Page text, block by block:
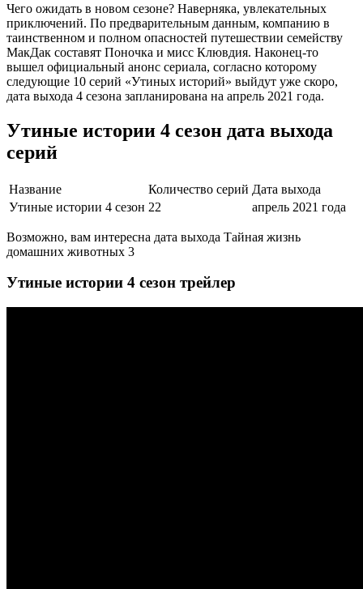
Чего ожидать в новом сезоне? Наверняка, увлекательных
приключений. По предварительным данным, компанию в
таинственном и полном опасностей путешествии семейству
МакДак составят Поночка и мисс Клювдия. Наконец-то
вышел официальный анонс сериала, согласно которому
следующие 10 серий «Утиных историй» выйдут уже скоро,
дата выхода 4 сезона запланирована на апрель 2021 года.
Утиные истории 4 сезон дата выхода
серий
Название Количество серий Дата выхода
Утиные истории 4 сезон 22 апрель 2021 года
Возможно, вам интересна дата выхода Тайная жизнь
домашних животных 3
Утиные истории 4 сезон трейлер